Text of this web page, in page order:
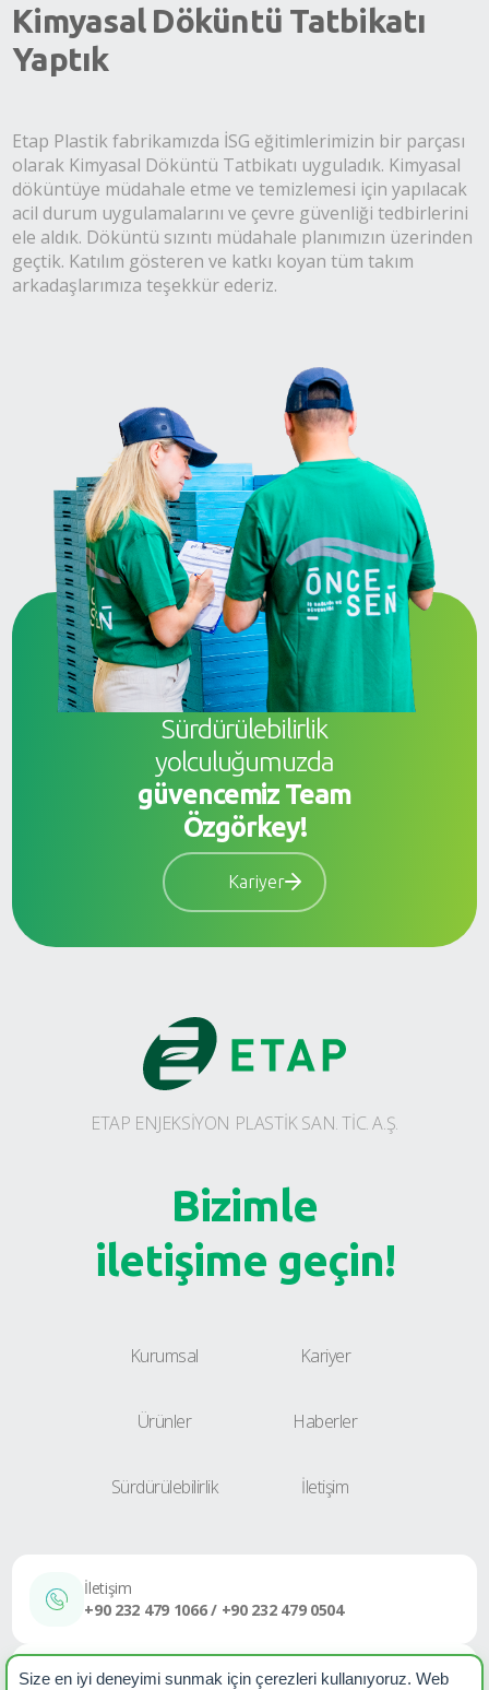
Kimyasal Döküntü Tatbikatı
Yaptık
Etap Plastik fabrikamızda İSG eğitimlerimizin bir parçası
olarak Kimyasal Döküntü Tatbikatı uyguladık. Kimyasal
döküntüye müdahale etme ve temizlemesi için yapılacak
acil durum uygulamalarını ve çevre güvenliği tedbirlerini
ele aldık. Döküntü sızıntı müdahale planımızın üzerinden
geçtik. Katılım gösteren ve katkı koyan tüm takım
arkadaşlarımıza teşekkür ederiz.
Sürdürülebilirlik
yolculuğumuzda
güvencemiz Team
Özgörkey!
Kariyer
ETAP ENJEKSİYON PLASTİK SAN. TİC. A.Ş.
Bizimle
iletişime geçin!
Kurumsal
Ürünler
Sürdürülebilirlik
Kariyer
Haberler
İletişim
İletişim
+90 232 479 1066 / +90 232 479 0504
E-Posta
Size en iyi deneyimi sunmak için çerezleri kullanıyoruz. Web